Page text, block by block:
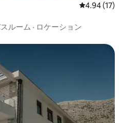
レビュー17
4.94 (17)
ルーム · ロケーション